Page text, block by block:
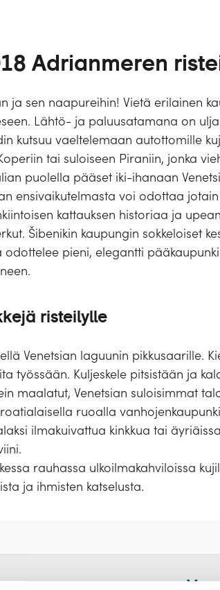
Adrianmeren
ja sen naapureihin! Vietä erilainen
Lähtö- ja paluusatamana on
kutsuu vaeltelemaan autottomille
tai suloiseen Piraniin, jonka
puolella pääset iki-ihanaan
ensivaikutelmasta voi odottaa
kattauksen historiaa ja
Šibenikin kaupungin sokkeloiset
odottelee pieni, elegantti
risteilylle
Venetsian laguunin pikkusaarille.
työssään. Kuljeskele pitsistään ja
maalatut, Venetsian suloisimmat
ruoalla
ilmakuivattua kinkkua tai
rauhassa ulkoilmakahviloissa
ja ihmisten katselusta.
Celebrationilla valitussa
passin voimassaolon ja kunnon.